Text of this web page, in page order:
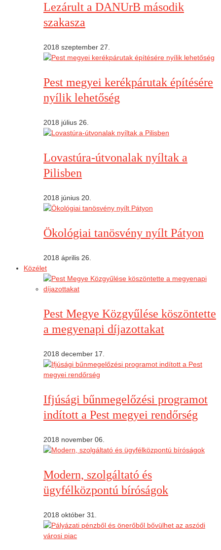
Lezárult a DANUrB második
szakasza
2018 szeptember 27.
Pest megyei kerékpárutak építésére
nyílik lehetőség
2018 július 26.
Lovastúra-útvonalak nyíltak a
Pilisben
2018 június 20.
Ökológiai tanösvény nyílt Pátyon
2018 április 26.
Közélet
Pest Megye Közgyűlése köszöntette
a megyenapi díjazottakat
2018 december 17.
Ifjúsági bűnmegelőzési programot
indított a Pest megyei rendőrség
2018 november 06.
Modern, szolgáltató és
ügyfélközpontú bíróságok
2018 október 31.